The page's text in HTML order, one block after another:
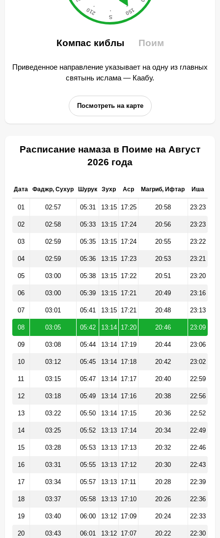
Компас киблы Поим
Приведенное направление указывает на одну из главных
святынь ислама — Каабу.
Посмотреть на карте
Расписание намаза в Поиме на Август
2026 года
Дата Фаджр, Сухур Шурук Зухр Аср Магриб, Ифтар Иша
01 02:57 05:31 13:15 17:25 20:58 23:23
02 02:58 05:33 13:15 17:24 20:56 23:23
03 02:59 05:35 13:15 17:24 20:55 23:22
04 02:59 05:36 13:15 17:23 20:53 23:21
05 03:00 05:38 13:15 17:22 20:51 23:20
06 03:00 05:39 13:15 17:21 20:49 23:16
07 03:01 05:41 13:15 17:21 20:48 23:13
08 03:05 05:42 13:14 17:20 20:46 23:09
09 03:08 05:44 13:14 17:19 20:44 23:06
10 03:12 05:45 13:14 17:18 20:42 23:02
11 03:15 05:47 13:14 17:17 20:40 22:59
12 03:18 05:49 13:14 17:16 20:38 22:56
13 03:22 05:50 13:14 17:15 20:36 22:52
14 03:25 05:52 13:13 17:14 20:34 22:49
15 03:28 05:53 13:13 17:13 20:32 22:46
16 03:31 05:55 13:13 17:12 20:30 22:43
17 03:34 05:57 13:13 17:11 20:28 22:39
18 03:37 05:58 13:13 17:10 20:26 22:36
19 03:40 06:00 13:12 17:09 20:24 22:33
20 03:43 06:01 13:12 17:07 20:22 22:30